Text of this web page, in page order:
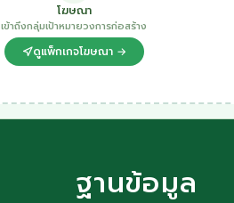
โฆษณา
เข้าถึงกลุ่มเป้าหมายวงการก่อสร้าง
ดูแพ็กเกจโฆษณา →
ฐานข้อมูล